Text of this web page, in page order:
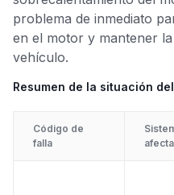
problema de inmediato
en el motor y mantener
vehículo.
Resumen de la situación
Código de
falla